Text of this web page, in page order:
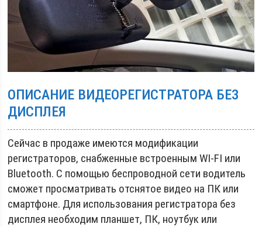
ОПИСАНИЕ ВИДЕОРЕГИСТРАТОРА БЕЗ
ДИСПЛЕЯ
Сейчас в продаже имеются модификации
регистраторов, снабженные встроенным WI-FI или
Bluetooth. С помощью беспроводной сети водитель
сможет просматривать отснятое видео на ПК или
смартфоне. Для использования регистратора без
дисплея необходим планшет, ПК, ноутбук или